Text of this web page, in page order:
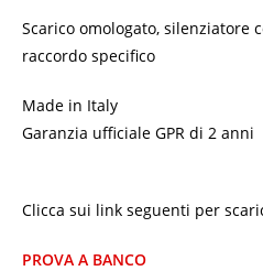
Scarico omologato, silenziatore
raccordo specifico
Made in Italy
Garanzia ufficiale GPR di 2 anni
Clicca sui link seguenti per
PROVA A BANCO